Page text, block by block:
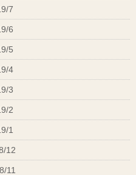
7
6
5
4
3
2
1
12
11